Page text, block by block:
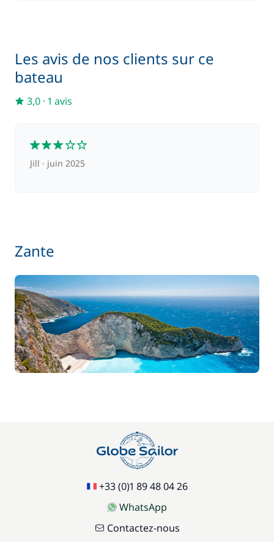
Les avis de nos clients sur ce
bateau
3,0 · 1 avis
Jill juin 2025
Zante
+33 (0)1 89 48 04 26
WhatsApp
Contactez-nous